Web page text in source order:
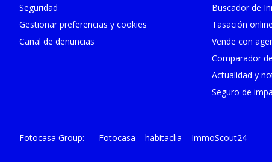
Seguridad
Gestionar preferencias y cookies
Canal de denuncias
Buscador de
Tasación online
Vende con
Comparador
Actualidad y
Seguro de
Fotocasa Group Fotocasa habitaclia ImmoScout24